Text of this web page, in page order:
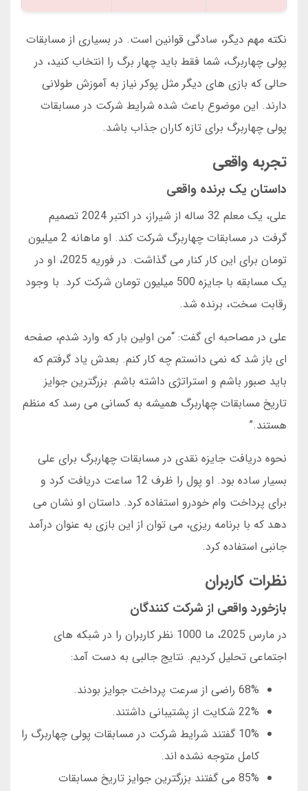
نکته مهم دیگر، سادگی قوانین است. در بسیاری از مسابقات
پولی چهاربرگ، شما فقط باید چهار برگ را انتخاب کنید، در
حالی که بازی های دیگر مثل پوکر نیاز به آموزش طولانی
دارند. این موضوع باعث شده شرایط شرکت در مسابقات
پولی چهاربرگ برای تازه کاران جذاب باشد.
تجربه واقعی
داستان یک برنده واقعی
علی، یک معلم 32 ساله از شیراز، در اکتبر 2024 تصمیم
گرفت در مسابقات چهاربرگ شرکت کند. او ماهانه 2 میلیون
تومان برای این کار کنار می گذاشت. در فوریه 2025، او در
یک مسابقه با جایزه 500 میلیون تومان شرکت کرد. با وجود
رقابت سخت، برنده شد.
علی در مصاحبه ای گفت: “من اولین بار که وارد شدم، صفحه
ای باز شد که نمی دانستم چه کار کنم. بعدش یاد گرفتم که
باید صبور باشم و استراتژی داشته باشم. بزرگترین جوایز
تاریخ مسابقات چهاربرگ همیشه به کسانی می رسد که منظم
هستند.”
نحوه دریافت جایزه نقدی در مسابقات چهاربرگ برای علی
بسیار ساده بود. او پول را ظرف 12 ساعت دریافت کرد و
برای پرداخت وام خودرو استفاده کرد. داستان او نشان می
دهد که با برنامه ریزی، می توان از این بازی به عنوان درآمد
جانبی استفاده کرد.
نظرات کاربران
بازخورد واقعی از شرکت کنندگان
در مارس 2025، ما 1000 نظر کاربران را در شبکه های
اجتماعی تحلیل کردیم. نتایج جالبی به دست آمد:
68% راضی از سرعت پرداخت جوایز بودند.
22% شکایت از پشتیبانی داشتند.
10% گفتند شرایط شرکت در مسابقات پولی چهاربرگ را
کامل متوجه نشده اند.
85% می گفتند بزرگترین جوایز تاریخ مسابقات